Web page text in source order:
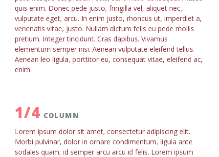
quis enim. Donec pede justo, fringilla vel, aliquet nec,
vulputate eget, arcu. In enim justo, rhoncus ut, imperdiet a,
venenatis vitae, justo. Nullam dictum felis eu pede mollis
pretium. Integer tincidunt. Cras dapibus. Vivamus
elementum semper nisi. Aenean vulputate eleifend tellus.
Aenean leo ligula, porttitor eu, consequat vitae, eleifend ac,
enim.
1/4 COLUMN
Lorem ipsum dolor sit amet, consectetur adipiscing elit.
Morbi pulvinar, dolor in ornare condimentum, ligula ante
sodales quam, id semper arcu arcu id felis. Lorem ipsum